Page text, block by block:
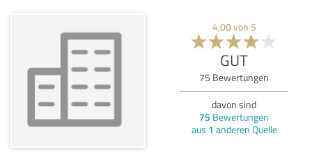
4,00von 5
GUT
75 Bewertungen
davon sind
75 Bewertungen
aus 1 anderen Quelle